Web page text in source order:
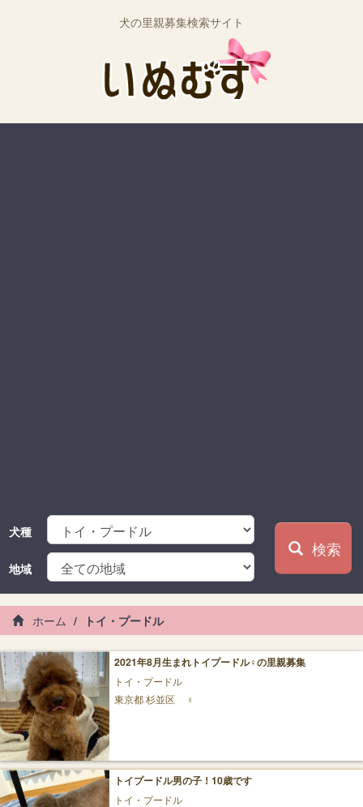
犬の里親募集検索サイト
犬種
地域
検索
ホーム トイ・プードル
2021年8月生まれトイプードル♀の里親募集
トイ・プードル
東京都 杉並区
♀
トイプードル男の子！10歳です
トイ・プードル